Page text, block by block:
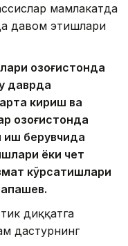
мамлакатда
давом этишлари
Қозоғистонда
даврда
кириш ва
Қозоғистонда
иш берувчида
ёки чет
кўрсатишлари
диққатга
дастурнинг